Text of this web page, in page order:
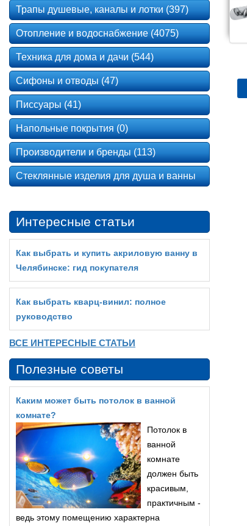
Трапы душевые, каналы и лотки (397)
Отопление и водоснабжение (4075)
Техника для дома и дачи (544)
Сифоны и отводы (47)
Писсуары (41)
Напольные покрытия (0)
Производители и бренды (113)
Стеклянные изделия для душа и ванны
Интересные статьи
Как выбрать и купить акриловую ванну в
Челябинске: гид покупателя
Как выбрать кварц‑винил: полное
руководство
ВСЕ ИНТЕРЕСНЫЕ СТАТЬИ
Полезные советы
Каким может быть потолок в ванной
комнате?
Потолок в
ванной
комнате
должен быть
красивым,
практичным -
ведь этому помещению характерна